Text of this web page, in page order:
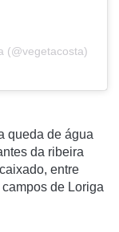
(@vegetacosta)
queda de água
da ribeira
entre
de Loriga